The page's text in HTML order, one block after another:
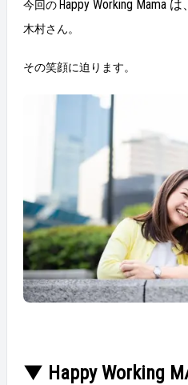
今回の Happy Working Mama は、
木村さん。
その笑顔に迫ります。
▼ Happy Working